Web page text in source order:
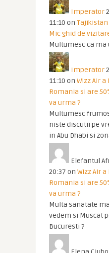
Imperator
11:10 on Tajikistan
Mic ghid de
Multumesc ca
Imperator
11:10 on Wizz Air
Romania si are
va urma ?
Multumesc
niste discutii pe
in Abu Dhabi si
Elefantul
20:37 on Wizz Air
Romania si are
va urma ?
Multa sanatate
vedem si Muscat
Bucuresti ?